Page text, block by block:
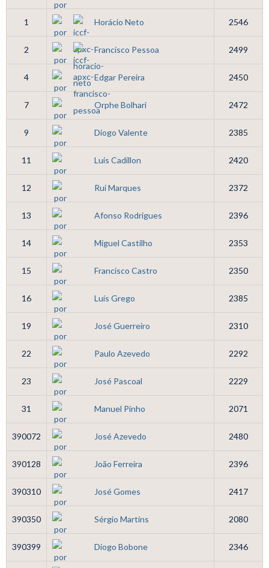
1 Horácio Neto 2546
2 Francisco Pessoa 2499
4 Edgar Pereira 2450
7 Orphe Bolhari 2472
9 Diogo Valente 2385
11 Luís Cadillon 2420
12 Rui Marques 2372
13 Afonso Rodrigues 2396
14 Miguel Castilho 2353
15 Francisco Castro 2350
16 Luís Grego 2385
19 José Guerreiro 2310
22 Paulo Azevedo 2292
23 José Pascoal 2229
31 Manuel Pinho 2071
390072 José Azevedo 2480
390128 João Ferreira 2396
390310 José Gomes 2417
390350 Sérgio Martins 2080
390399 Diogo Bobone 2346